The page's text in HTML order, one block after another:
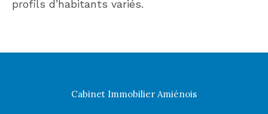
profils d’habitants variés.
Cabinet Immobilier Amiénois